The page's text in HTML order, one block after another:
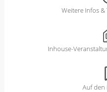
Weitere Infos
Inhouse-
Auf den